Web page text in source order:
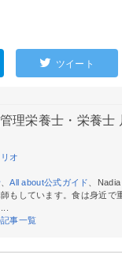
ツイート
管理栄養士・栄養士
オ
、All about公式ガイド
、
もしています。食は身近で
事一覧